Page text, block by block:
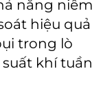
năng niêm
hiệu quả
trong lò
khí tuần